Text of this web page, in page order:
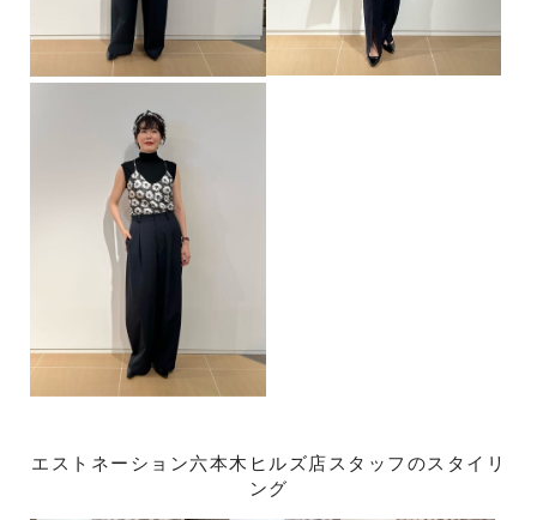
エストネーション六本木ヒルズ店スタッフのスタイリ
ング